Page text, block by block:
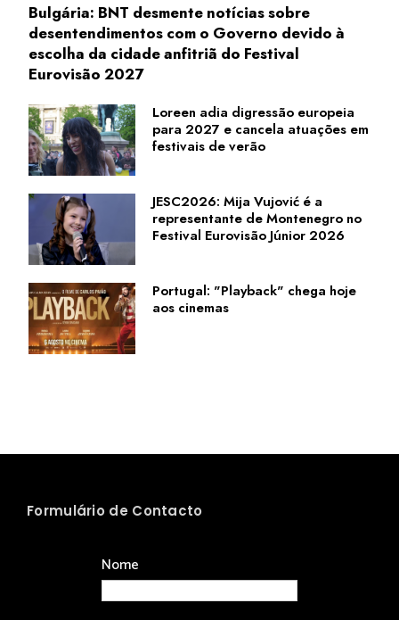
Bulgária: BNT desmente notícias sobre
desentendimentos com o Governo devido à
escolha da cidade anfitriã do Festival
Eurovisão 2027
Loreen adia digressão europeia
para 2027 e cancela atuações em
festivais de verão
JESC2026: Mija Vujović é a
representante de Montenegro no
Festival Eurovisão Júnior 2026
Portugal: "Playback" chega hoje
aos cinemas
Formulário de Contacto
Nome